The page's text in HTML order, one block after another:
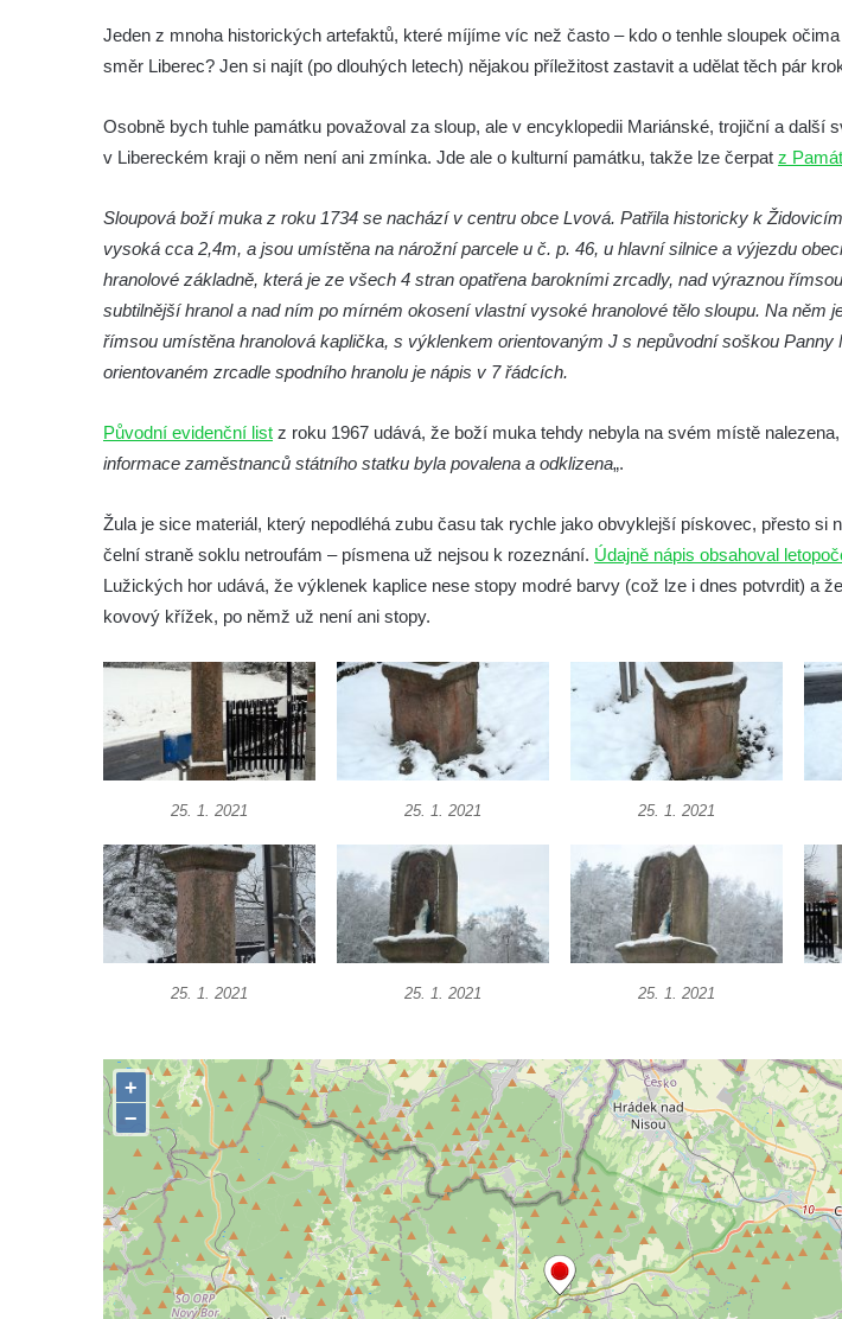
Homo) na zahradě zámku Chrámce
Republiky v Duchcově
Sloup Panny Marie u kostela Nalezení
Sloup Panny Marie v Hostinném
Sloup Nejsvětější Trojice v Krásné u
Pěnčína
benediktýnů v Polici nad Metují
Sloup Panny Marie Bolestné v Polici nad
Sloup svaté Barbory v zámecké zahradě v
Teplicích
Sloup Nejsvětější Trojice před zámkem v
Cítolibech
Sloup Nejsvětější Trojice na Tyršově
náměstí v Cítolibech
Torzo sloupu svatého Josefa na návsi ve
Strupčicích (dnes kříž)
Sloup se sochou Piety v Kostelní ulici ve
Sloup Panny Marie u kaple v Brníkově
Socha svatého Prokopa na návsi v
Ředhošti
v Postoloprtech
Postoloprtech
Sloup Panny Marie na jižním okraji Mařenic
Sloup s kaplicí (boží muka) v Jablonném v
Podještědí – Markvarticích u Palmeho
dvora
Sloup Panny Marie v zámecké zahradě v
Teplicích
Sloup Nejsvětější Trojice se svatým
Jeden z mnoha historických artefaktů, které míjíme víc než často – kdo o tenhle sloupek
směr Liberec? Jen si najít (po dlouhých letech) nějakou příležitost zastavit a udělat těch pár
Osobně bych tuhle památku považoval za sloup, ale v encyklopedii Mariánské, trojiční a další
v Libereckém kraji o něm není ani zmínka. Jde ale o kulturní památku, takže lze čerpat z
Sloupová boží muka z roku 1734 se nachází v centru obce Lvová. Patřila historicky k
vysoká cca 2,4m, a jsou umístěna na nárožní parcele u č. p. 46, u hlavní silnice a výjezdu
hranolové základně, která je ze všech 4 stran opatřena barokními zrcadly, nad výraznou
subtilnější hranol a nad ním po mírném okosení vlastní vysoké hranolové tělo sloupu. Na něm
římsou umístěna hranolová kaplička, s výklenkem orientovaným J s nepůvodní soškou Panny
orientovaném zrcadle spodního hranolu je nápis v 7 řádcích.
Původní evidenční list z roku 1967 udává, že boží muka tehdy nebyla na svém místě nalezena,
informace zaměstnanců státního statku byla povalena a odklizena„.
Žula je sice materiál, který nepodléhá zubu času tak rychle jako obvyklejší pískovec, přesto si
čelní straně soklu netroufám – písmena už nejsou k rozeznání. Údajně nápis obsahoval
Lužických hor udává, že výklenek kaplice nese stopy modré barvy (což lze i dnes potvrdit) a
kovový křížek, po němž už není ani stopy.
25. 1. 2021 25. 1. 2021 25. 1. 2021
25. 1. 2021 25. 1. 2021 25. 1. 2021